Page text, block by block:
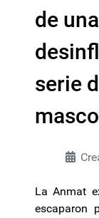
de
serie
La Anmat
escaparon